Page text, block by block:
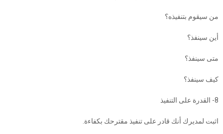
من سيقوم بتنفيذه؟
أين سينفذ؟
متى سينفذ؟
كيف سينفذ؟
8- القدرة على التنفيذ
اثبت لمديرك أنك قادر على تنفيذ مقترحك بكفاءة.